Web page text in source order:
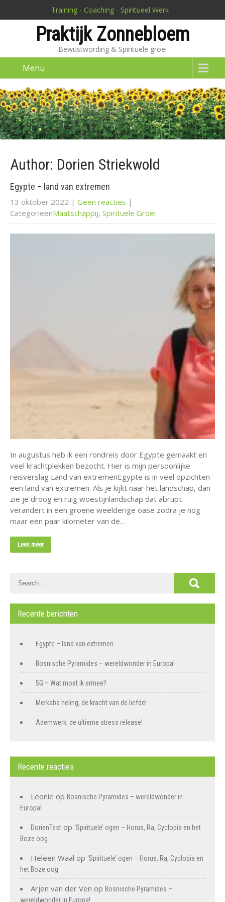
Training - Coaching - Spiritueel Werk
Praktijk Zonnebloem
Bewustwording & Spirituele groei
Menu
Author: Dorien Striekwold
Egypte – land van extremen
13 oktober 2022 | Geen reacties |
CategorieenMaatschappij, Spirituele Groei
In augustus heb ik een rondreis door Egypte gemaakt en
veel krachtplekken bezocht. Hier is mijn persoonlijke
reisverslag Land van extremenEgypte is in veel opzichten
een land van extremen. Als je kijkt naar het landschap, dan
zie je droog en ruig woestijnlandschap dat abrupt
verandert in een groene weelderige oase zodra je nog
maar een paar kilometer van de…
Lees meer
Recente berichten
Egypte – land van extremen
Bosnische Pyramides – wereldwonder in Europa!
5G – Wat moet ik ermee?
Merkaba heling, de kracht van de liefde!
Ademwerk, de ultieme stress release!
Recente reacties
Leonie op Bosnische Pyramides – wereldwonder in
Europa!
DorienTest op ‘Spirituele’ ogen – Horus, Ra, Cyclopia en het
Boze oog
Heleen Waal op ‘Spirituele’ ogen – Horus, Ra, Cyclopia en
het Boze oog
Arjen van der Ven op Bosnische Pyramides –
wereldwonder in Europa!